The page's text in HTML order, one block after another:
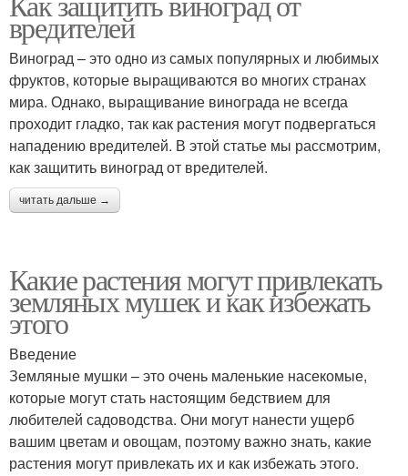
вредителей
Виноград – это одно из самых популярных и любимых
фруктов, которые выращиваются во многих странах
мира. Однако, выращивание винограда не всегда
проходит гладко, так как растения могут подвергаться
нападению вредителей. В этой статье мы рассмотрим,
как защитить виноград от вредителей.
читать дальше →
Какие растения могут привлекать
земляных мушек и как избежать
этого
Введение
Земляные мушки – это очень маленькие насекомые,
которые могут стать настоящим бедствием для
любителей садоводства. Они могут нанести ущерб
вашим цветам и овощам, поэтому важно знать, какие
растения могут привлекать их и как избежать этого.